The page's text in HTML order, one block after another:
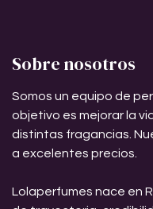
Sobre nosotros
Somos un equipo de
objetivo es mejorar la
distintas fragancias.
a excelentes precios.
Lolaperfumes nace en